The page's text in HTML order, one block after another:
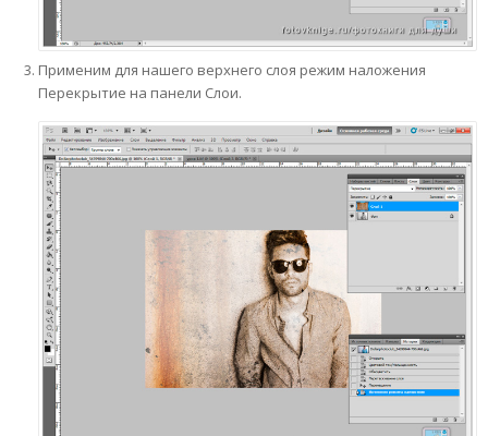
Применим для нашего верхнего слоя режим наложения
Перекрытие на панели Слои.